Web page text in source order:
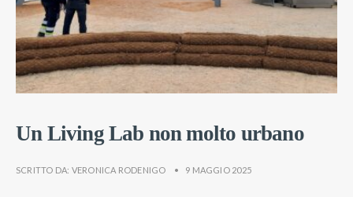
Un Living Lab non molto urbano
SCRITTO DA: VERONICA RODENIGO • 9 MAGGIO 2025